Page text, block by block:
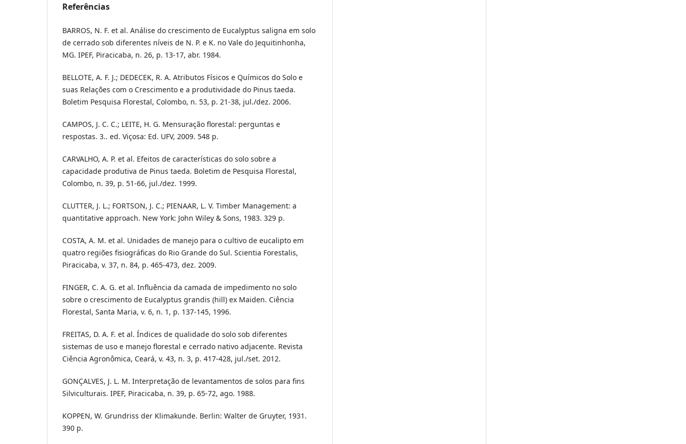
Referências
BARROS, N. F. et al. Análise do crescimento de Eucalyptus saligna em solo
de cerrado sob diferentes níveis de N. P. e K. no Vale do Jequitinhonha,
MG. IPEF, Piracicaba, n. 26, p. 13-17, abr. 1984.
BELLOTE, A. F. J.; DEDECEK, R. A. Atributos Físicos e Químicos do Solo e
suas Relações com o Crescimento e a produtividade do Pinus taeda.
Boletim Pesquisa Florestal, Colombo, n. 53, p. 21-38, jul./dez. 2006.
CAMPOS, J. C. C.; LEITE, H. G. Mensuração florestal: perguntas e
respostas. 3.. ed. Viçosa: Ed. UFV, 2009. 548 p.
CARVALHO, A. P. et al. Efeitos de características do solo sobre a
capacidade produtiva de Pinus taeda. Boletim de Pesquisa Florestal,
Colombo, n. 39, p. 51-66, jul./dez. 1999.
CLUTTER, J. L.; FORTSON, J. C.; PIENAAR, L. V. Timber Management: a
quantitative approach. New York: John Wiley & Sons, 1983. 329 p.
COSTA, A. M. et al. Unidades de manejo para o cultivo de eucalipto em
quatro regiões fisiográficas do Rio Grande do Sul. Scientia Forestalis,
Piracicaba, v. 37, n. 84, p. 465-473, dez. 2009.
FINGER, C. A. G. et al. Influência da camada de impedimento no solo
sobre o crescimento de Eucalyptus grandis (hill) ex Maiden. Ciência
Florestal, Santa Maria, v. 6, n. 1, p. 137-145, 1996.
FREITAS, D. A. F. et al. Índices de qualidade do solo sob diferentes
sistemas de uso e manejo florestal e cerrado nativo adjacente. Revista
Ciência Agronômica, Ceará, v. 43, n. 3, p. 417-428, jul./set. 2012.
GONÇALVES, J. L. M. Interpretação de levantamentos de solos para fins
Silviculturais. IPEF, Piracicaba, n. 39, p. 65-72, ago. 1988.
KOPPEN, W. Grundriss der Klimakunde. Berlin: Walter de Gruyter, 1931.
390 p.